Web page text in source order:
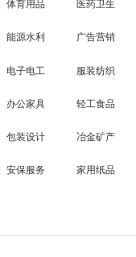
体育用品 医药卫生
能源水利 广告营销
电子电工 服装纺织
办公家具 轻工食品
包装设计 冶金矿产
安保服务 家用纸品